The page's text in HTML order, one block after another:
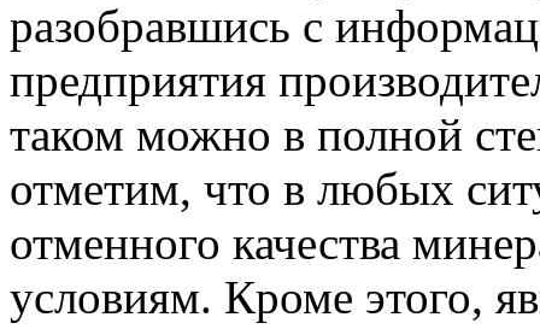
разобравшись с
предприятия
таком можно в полной
отметим, что в любых
отменного качества
условиям. Кроме этого,